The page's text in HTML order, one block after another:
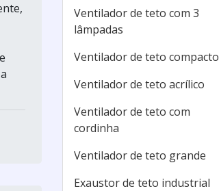
Ventilador de teto com 3
lâmpadas
Ventilador de teto compacto
Ventilador de teto acrílico
Ventilador de teto com
cordinha
Ventilador de teto grande
Exaustor de teto industrial